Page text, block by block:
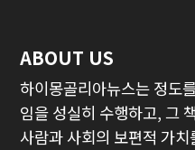
ABOUT US
하이몽골리아뉴스는 정도
임을 성실히 수행하고, 그
사람과 사회의 보편적 가